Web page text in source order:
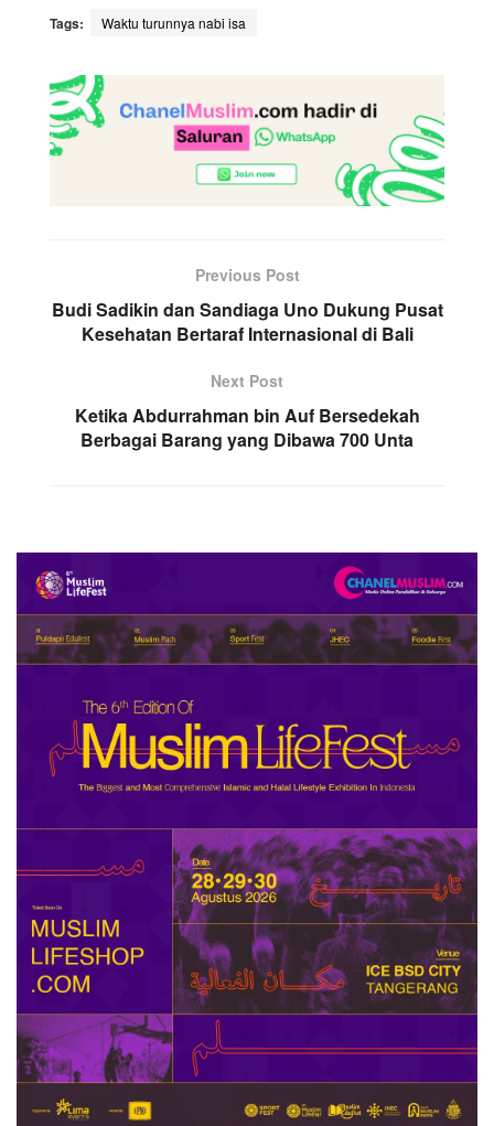
Tags: Waktu turunnya nabi isa
Previous Post
Budi Sadikin dan Sandiaga Uno Dukung Pusat
Kesehatan Bertaraf Internasional di Bali
Next Post
Ketika Abdurrahman bin Auf Bersedekah
Berbagai Barang yang Dibawa 700 Unta